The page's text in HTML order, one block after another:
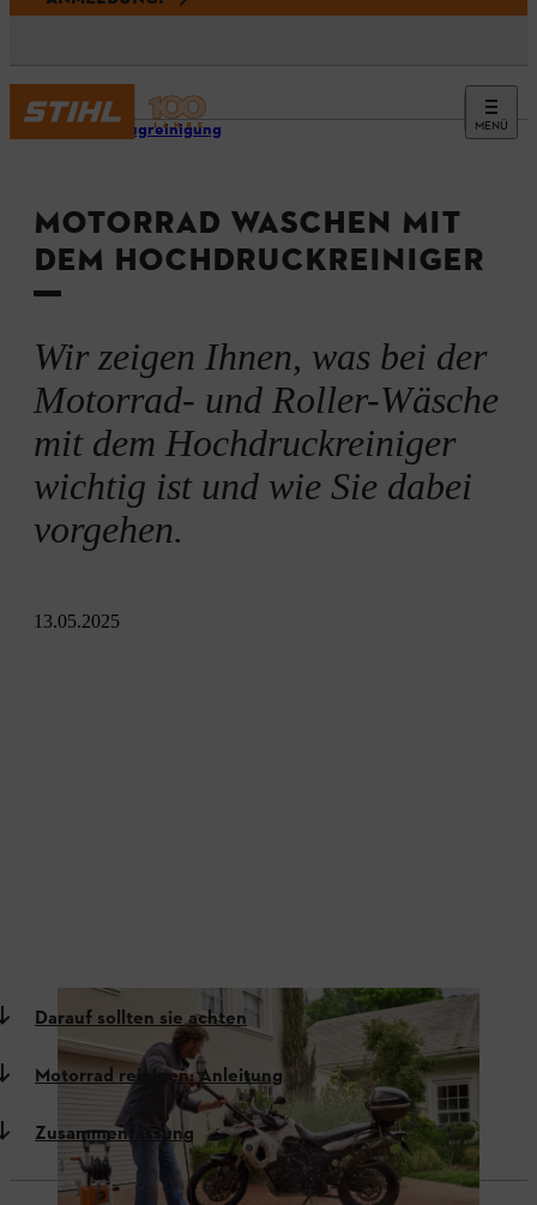
MENÜ
Fahrzeugreinigung
MOTORRAD WASCHEN MIT
DEM HOCHDRUCKREINIGER
Wir zeigen Ihnen, was bei der
Motorrad- und Roller-Wäsche
mit dem Hochdruckreiniger
wichtig ist und wie Sie dabei
vorgehen.
13.05.2025
Darauf sollten sie achten
Motorrad reinigen: Anleitung
Zusammenfassung